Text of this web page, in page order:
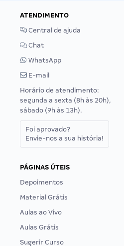
ATENDIMENTO
Central de ajuda
Chat
WhatsApp
E-mail
Horário de atendimento:
segunda a sexta (8h às 20h),
sábado (9h às 13h).
Foi aprovado?
Envie-nos a sua história!
PÁGINAS ÚTEIS
Depoimentos
Material Grátis
Aulas ao Vivo
Aulas Grátis
Sugerir Curso